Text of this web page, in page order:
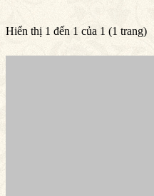
Hiển thị 1 đến 1 của 1 (1 trang)